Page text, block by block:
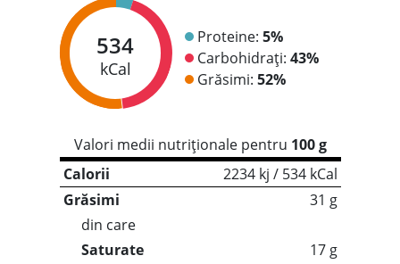
534
kCal
Proteine: 5%
Carbohidrați: 43%
Grăsimi: 52%
Valori medii nutriționale pentru 100 g
Calorii
2234 kj / 534 kCal
Grăsimi
31 g
din care
Saturate
17 g